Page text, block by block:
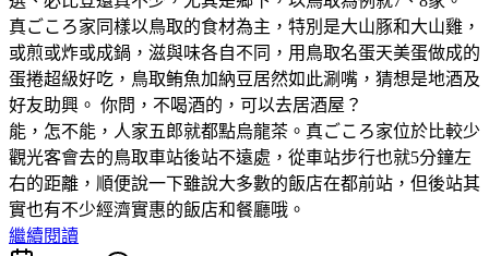
真ごころ家同樣以鳥取的食材為主，特別是大山豚和大山雞，
或煎或炸或成鍋，滋與味各自不同，用鳥取名蛋天美蛋做成的
蛋捲超級好吃，鳥取鲔魚加納豆居然如此涮嘴，猜想是地酒及
好友助興。 你問，不喝酒的，可以去居酒屋？
能，怎不能，人家五郎就都點烏龍茶。真ごころ家位於比較少
觀光客會去的鳥取車站後站不遠處，從車站步行也就5分鐘左
右的距離，順便說一下雖說大多數的飯店在都前站，但後站其
實也有不少經濟實惠的飯店和餐廳哦。
繼續閱讀